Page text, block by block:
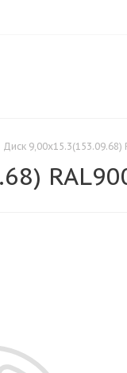
Диск